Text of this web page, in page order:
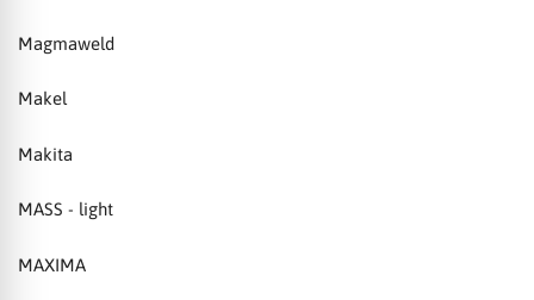
Magmaweld
Makel
Makita
MASS - light
MAXIMA